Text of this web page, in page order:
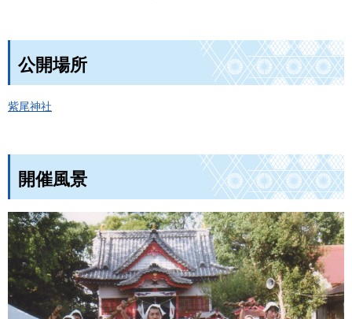
公開場所
紫尾神社
開催風景